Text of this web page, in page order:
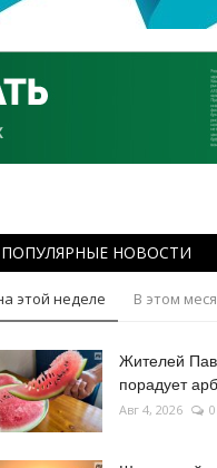
ПОПУЛЯРНЫЕ НОВОСТИ
этой неделе В этом
Жителей
порадует
Авг 4, 2026 0